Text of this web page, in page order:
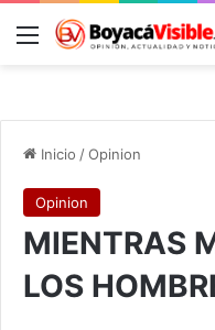
Menú
Inicio /Opinion
Opinion
MIENTRAS
LOS